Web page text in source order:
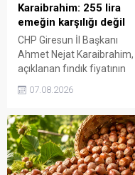
Karaibrahim: 255 lira
emeğin karşılığı değil
CHP Giresun İl Başkanı
Ahmet Nejat Karaibrahim,
açıklanan fındık fiyatının
karşısında yetersiz kaldığını
emeğinin korunmasını
istedi. Karaibrahim,
sürdürülebilir üretim için
fiyat politikasının yeniden
07.08.2026